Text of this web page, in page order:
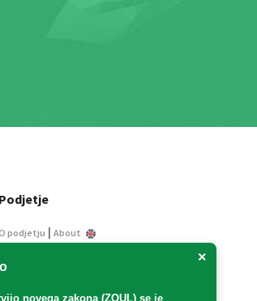
×
novega zakona (ZOUL) se je
Podjetje
podjetju | About
javnega